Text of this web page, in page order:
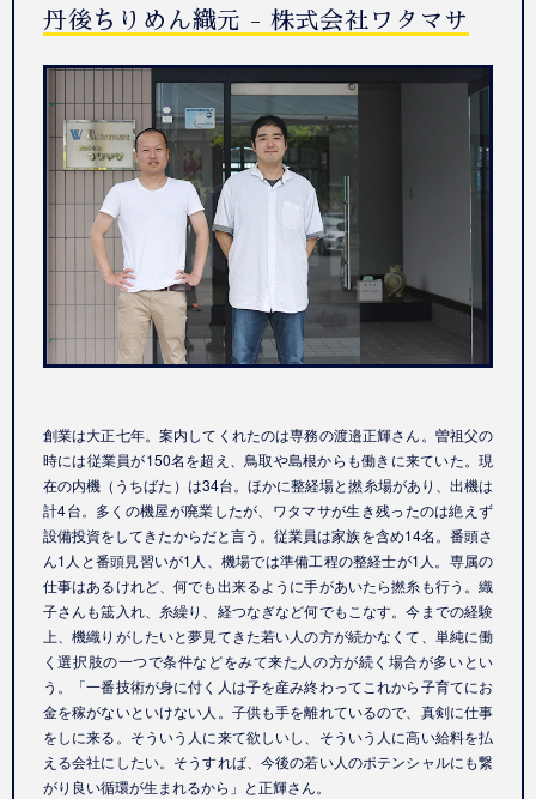
丹後ちりめん織元 - 株式会社ワタマサ
創業は大正七年。案内してくれたのは専務の渡邉正輝さん。曽祖父の
時には従業員が150名を超え、鳥取や島根からも働きに来ていた。現
在の内機（うちばた）は34台。ほかに整経場と撚糸場があり、出機は
計4台。多くの機屋が廃業したが、ワタマサが生き残ったのは絶えず
設備投資をしてきたからだと言う。従業員は家族を含め14名。番頭さ
ん1人と番頭見習いが1人、機場では準備工程の整経士が1人。専属の
仕事はあるけれど、何でも出来るように手があいたら撚糸も行う。織
子さんも筬入れ、糸繰り、経つなぎなど何でもこなす。今までの経験
上、機織りがしたいと夢見てきた若い人の方が続かなくて、単純に働
く選択肢の一つで条件などをみて来た人の方が続く場合が多いとい
う。「一番技術が身に付く人は子を産み終わってこれから子育てにお
金を稼がないといけない人。子供も手を離れているので、真剣に仕事
をしに来る。そういう人に来て欲しいし、そういう人に高い給料を払
える会社にしたい。そうすれば、今後の若い人のポテンシャルにも繋
がり良い循環が生まれるから」と正輝さん。